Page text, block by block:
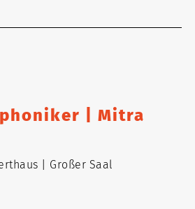
| Mitra
Großer Saal